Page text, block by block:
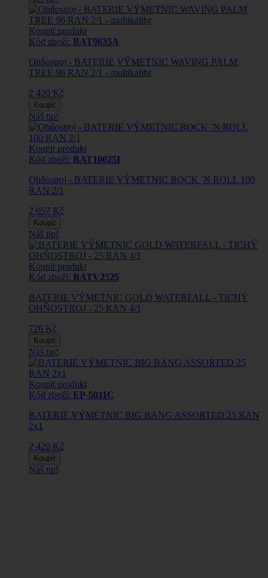
Koupit produkt
Kód zboží: BAT9635A
Ohňostroj - BATERIE VÝMETNIC WAVING PALM
TREE 96 RAN 2/1 - multikalibr
2 420 Kč
Koupit
Náš tip!
Koupit produkt
Kód zboží: BAT10025I
Ohňostroj - BATERIE VÝMETNIC ROCK ¨N ROLL 100
RAN 2/1
2 057 Kč
Koupit
Náš tip!
Koupit produkt
Kód zboží: BATV2525
BATERIE VÝMETNIC GOLD WATERFALL - TICHÝ
OHŇOSTROJ - 25 RAN 4/1
726 Kč
Koupit
Náš tip!
Koupit produkt
Kód zboží: EP-5011C
BATERIE VÝMETNIC BIG BANG ASSORTED 25 RAN
2x1
2 420 Kč
Koupit
Náš tip!